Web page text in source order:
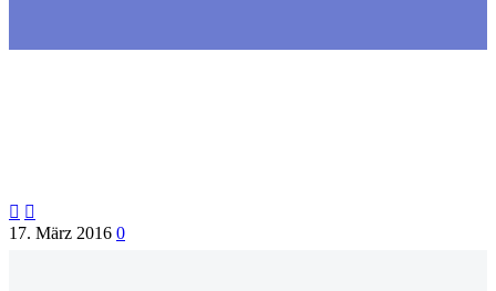
 
17. März 2016 0